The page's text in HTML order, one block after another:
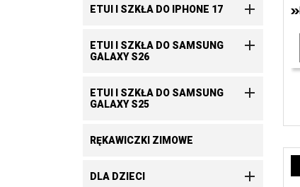
ETUI I SZKŁA DO IPHONE 17 
ETUI I SZKŁA DO SAMSUNG
GALAXY S26

ETUI I SZKŁA DO SAMSUNG
GALAXY S25

RĘKAWICZKI ZIMOWE
DLA DZIECI 